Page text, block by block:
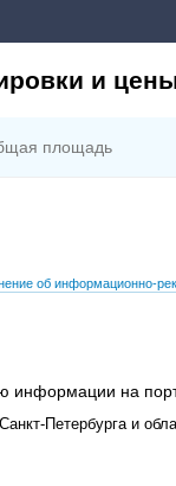
и
площадь
об информационно-
информации на
Петербурга и